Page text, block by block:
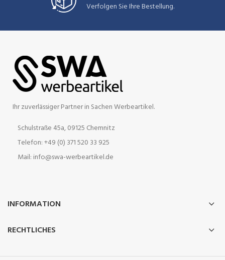
Verfolgen Sie Ihre Bestellung.
Ihr zuverlässiger Partner in Sachen Werbeartikel.
Schulstraße 45a, 09125 Chemnitz
Telefon: +49 (0) 371 520 33 925
Mail: info@swa-werbeartikel.de
INFORMATION
RECHTLICHES